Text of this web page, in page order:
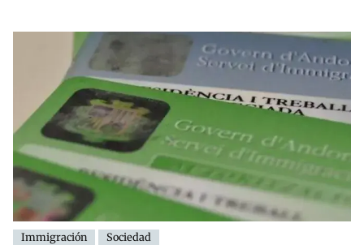
Immigración Sociedad